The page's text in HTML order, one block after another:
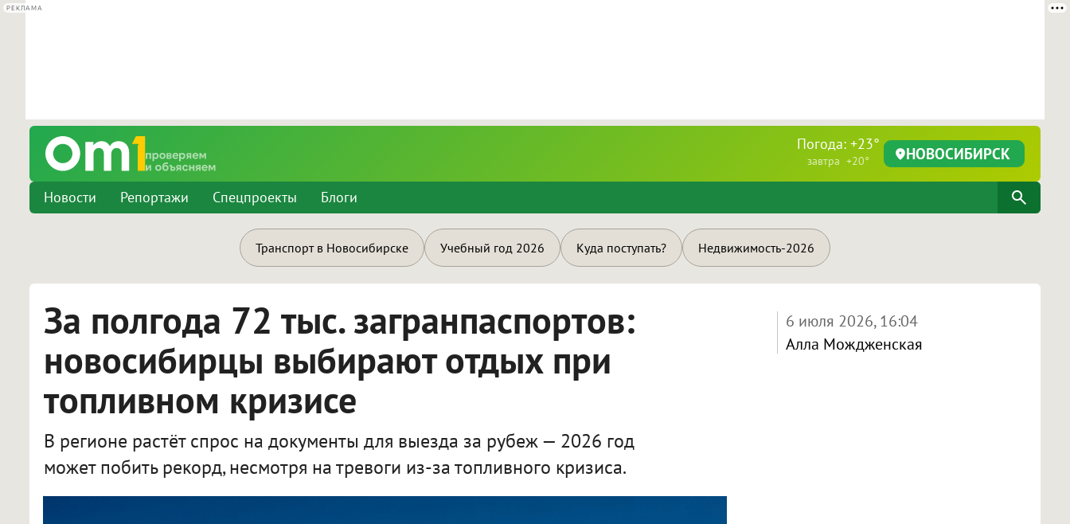
РЕКЛАМА
Погода: +23°
завтра +20° НОВОСИБИРСК
Новости Репортажи Спецпроекты Блоги
Транспорт в Новосибирске Учебный год 2026 Куда поступать? Недвижимость-2026
За полгода 72 тыс. загранпаспортов:
новосибирцы выбирают отдых при
топливном кризисе
В регионе растёт спрос на документы для выезда за рубеж — 2026 год
может побить рекорд, несмотря на тревоги из-за топливного кризиса.
6 июля 2026, 16:04
Алла Мождженская